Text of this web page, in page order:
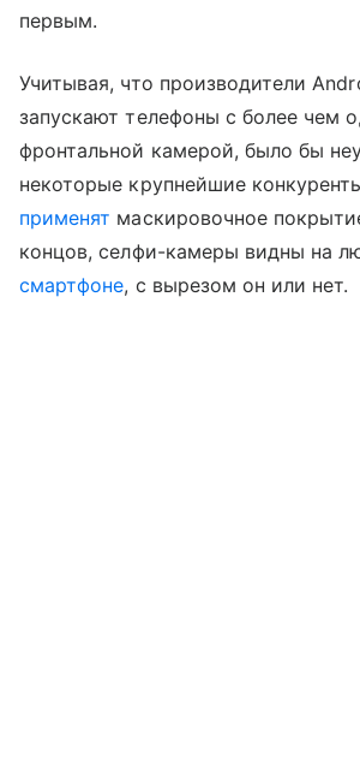
первым.
Учитывая, что производители
запускают телефоны с более чем
фронтальной камерой, было бы
некоторые крупнейшие
применят маскировочное
концов, селфи-камеры видны на
смартфоне, с вырезом он или нет.